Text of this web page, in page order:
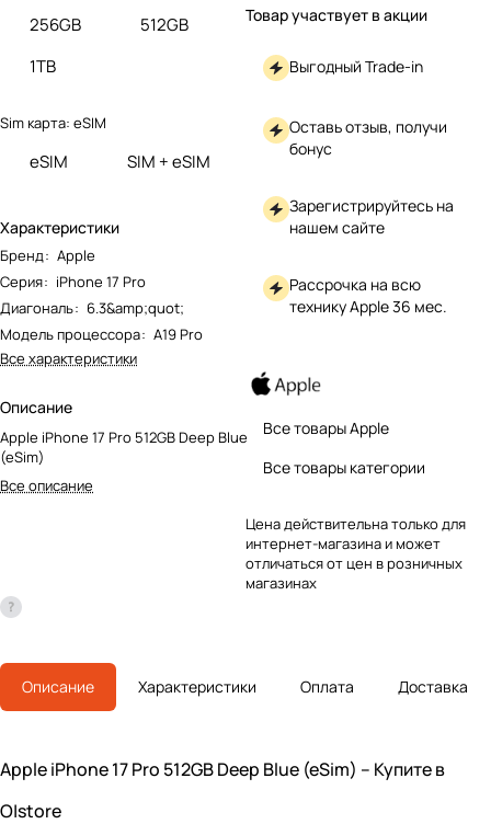
256GB
512GB
1TB
Sim карта: eSIM
eSIM SIM + eSIM
Характеристики
Бренд: Apple
Серия: iPhone 17 Pro
Диагональ: 6.3&amp;quot;
Модель процессора: A19 Pro
Все характеристики
Описание
Apple iPhone 17 Pro 512GB Deep Blue
(eSim)
Все описание
Товар участвует в акции
Выгодный Trade-in
Оставь отзыв, получи
бонус
Зарегистрируйтесь на
нашем сайте
Рассрочка на всю
технику Apple 36 мес.
Все товары Apple
Все товары категории
Цена действительна только для
интернет-магазина и может
отличаться от цен в розничных
магазинах
Описание Характеристики Оплата Доставка
Apple iPhone 17 Pro 512GB Deep Blue (eSim) – Купите в
O|store